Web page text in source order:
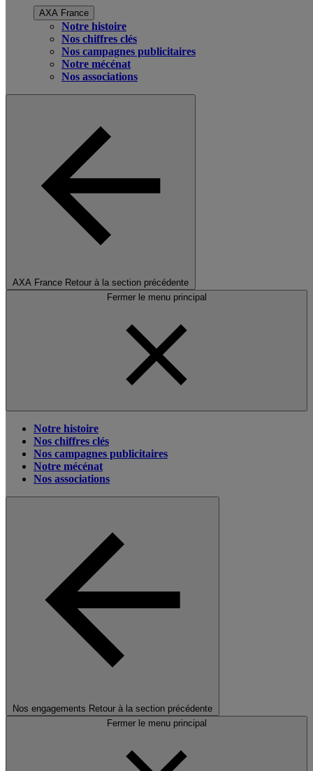
AXA France
Notre histoire
Nos chiffres clés
Nos campagnes publicitaires
Notre mécénat
Nos associations
AXA France Retour à la section précédente
Fermer le menu principal
Notre histoire
Nos chiffres clés
Nos campagnes publicitaires
Notre mécénat
Nos associations
Nos engagements Retour à la section précédente
Fermer le menu principal